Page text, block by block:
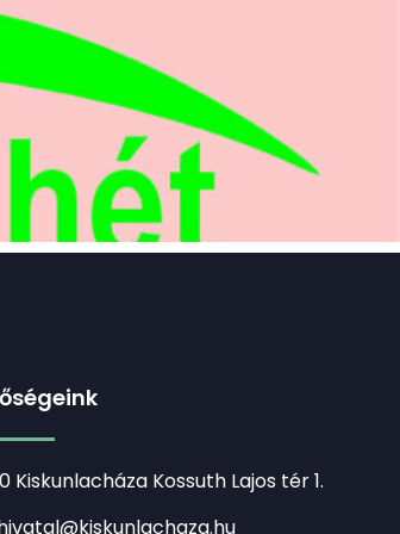
Kiskunlacháza Kossuth Lajos tér 1.